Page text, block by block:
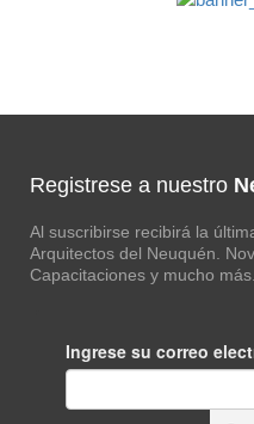
Registrese a nuestro
Al suscribirse recibirá la
Arquitectos del Neuquén.
Capacitaciones y mucho más.